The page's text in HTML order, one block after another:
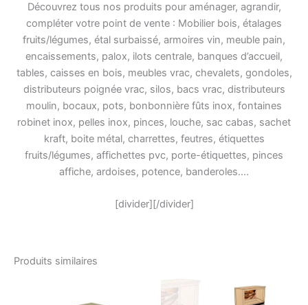
Découvrez tous nos produits pour aménager, agrandir,
compléter votre point de vente : Mobilier bois, étalages
fruits/légumes, étal surbaissé, armoires vin, meuble pain,
encaissements, palox, ilots centrale, banques d’accueil,
tables, caisses en bois, meubles vrac, chevalets, gondoles,
distributeurs poignée vrac, silos, bacs vrac, distributeurs
moulin, bocaux, pots, bonbonnière fûts inox, fontaines
robinet inox, pelles inox, pinces, louche, sac cabas, sachet
kraft, boite métal, charrettes, feutres, étiquettes
fruits/légumes, affichettes pvc, porte-étiquettes, pinces
affiche, ardoises, potence, banderoles….
[divider][/divider]
Produits similaires